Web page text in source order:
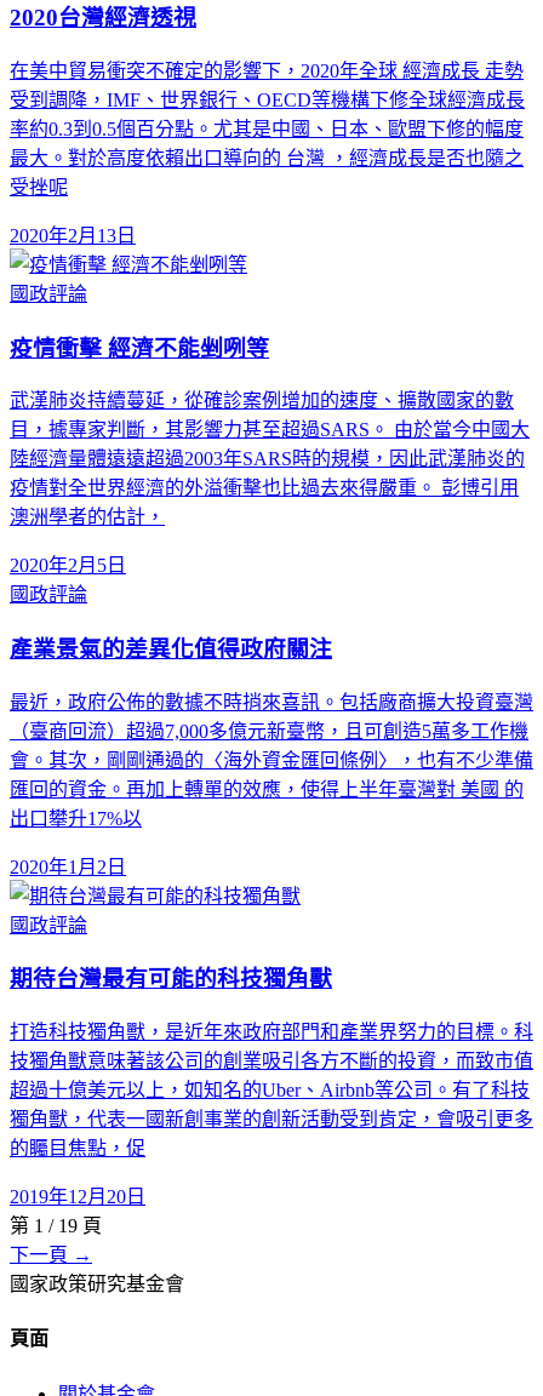
2020台灣經濟透視
在美中貿易衝突不確定的影響下，2020年全球 經濟成長 走勢
受到調降，IMF、世界銀行、OECD等機構下修全球經濟成長
率約0.3到0.5個百分點。尤其是中國、日本、歐盟下修的幅度
最大。對於高度依賴出口導向的 台灣 ，經濟成長是否也隨之
受挫呢
2020年2月13日
國政評論
疫情衝擊 經濟不能剉咧等
武漢肺炎持續蔓延，從確診案例增加的速度、擴散國家的數
目，據專家判斷，其影響力甚至超過SARS。 由於當今中國大
陸經濟量體遠遠超過2003年SARS時的規模，因此武漢肺炎的
疫情對全世界經濟的外溢衝擊也比過去來得嚴重。 彭博引用
澳洲學者的估計，
2020年2月5日
國政評論
產業景氣的差異化值得政府關注
最近，政府公佈的數據不時捎來喜訊。包括廠商擴大投資臺灣
（臺商回流）超過7,000多億元新臺幣，且可創造5萬多工作機
會。其次，剛剛通過的〈海外資金匯回條例〉，也有不少準備
匯回的資金。再加上轉單的效應，使得上半年臺灣對 美國 的
出口攀升17%以
2020年1月2日
國政評論
期待台灣最有可能的科技獨角獸
打造科技獨角獸，是近年來政府部門和產業界努力的目標。科
技獨角獸意味著該公司的創業吸引各方不斷的投資，而致市值
超過十億美元以上，如知名的Uber、Airbnb等公司。有了科技
獨角獸，代表一國新創事業的創新活動受到肯定，會吸引更多
的矚目焦點，促
2019年12月20日
第 1 / 19 頁
下一頁 →
國家政策研究基金會
頁面